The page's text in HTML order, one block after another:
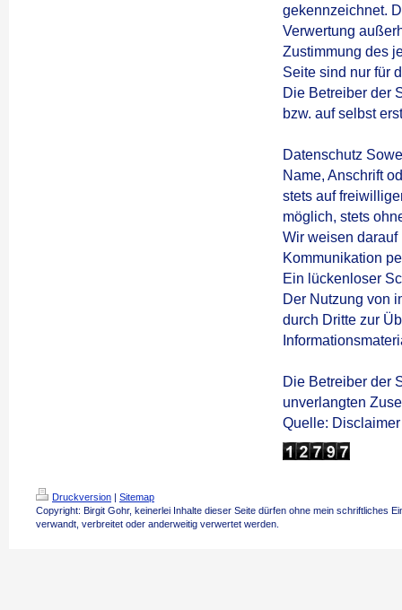
gekennzeichnet.
Verwertung
Zustimmung des
Seite sind nur für
Die Betreiber der
bzw. auf selbst
Datenschutz
Name, Anschrift
stets auf
möglich, stets
Wir weisen darauf
Kommunikation
Ein lückenloser
Der Nutzung von
durch Dritte zur
Die Betreiber der
unverlangten
Quelle:
Druckversion | Sitemap
Copyright: Birgit Gohr, keinerlei Inhalte dieser Seite dürfen ohne mein schriftliches
verwandt, verbreitet oder anderweitig verwertet werden.